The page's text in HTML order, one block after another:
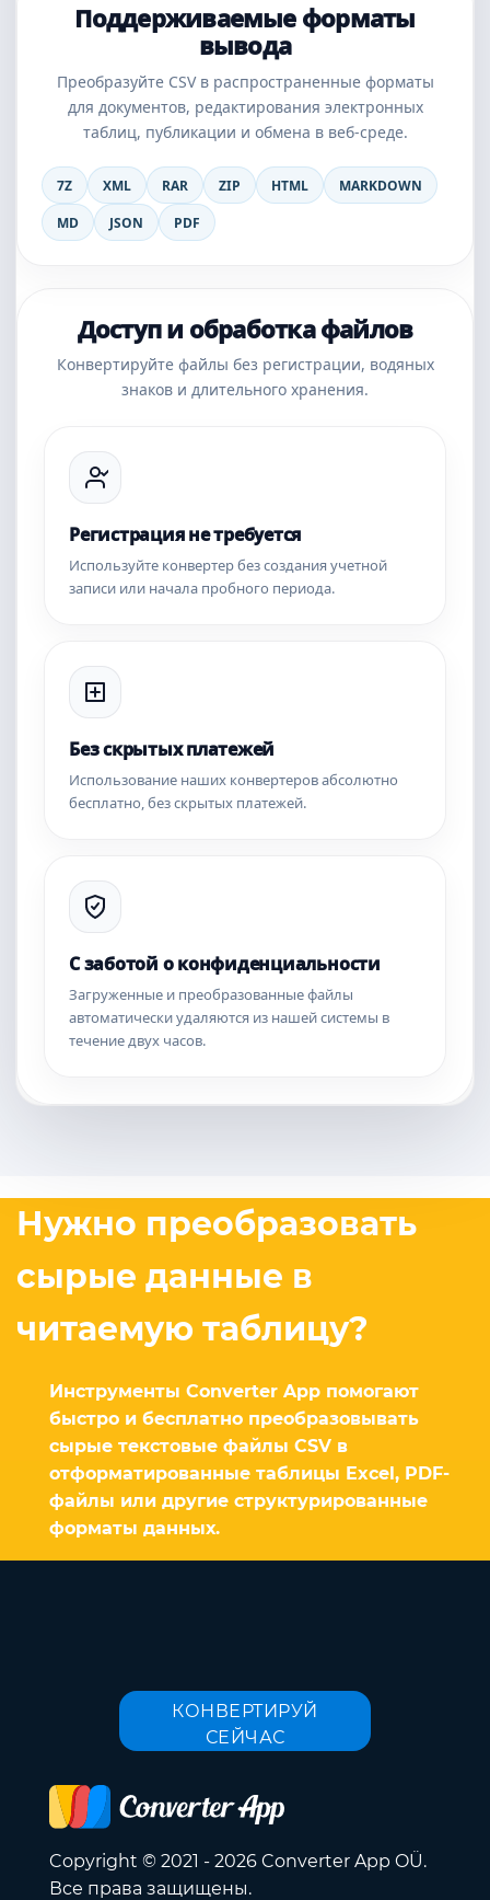
Поддерживаемые форматы
вывода
Преобразуйте CSV в распространенные форматы
для документов, редактирования электронных
таблиц, публикации и обмена в веб-среде.
7Z XML RAR ZIP HTML
MARKDOWN
MD
JSON PDF
Доступ и обработка файлов
Конвертируйте файлы без регистрации, водяных
знаков и длительного хранения.
Регистрация не требуется
Используйте конвертер без создания учетной
записи или начала пробного периода.
Без скрытых платежей
Использование наших конвертеров абсолютно
бесплатно, без скрытых платежей.
С заботой о конфиденциальности
Загруженные и преобразованные файлы
автоматически удаляются из нашей системы в
течение двух часов.
Нужно преобразовать
сырые данные в
читаемую таблицу?
Инструменты Converter App помогают
быстро и бесплатно преобразовывать
сырые текстовые файлы CSV в
отформатированные таблицы Excel, PDF-
файлы или другие структурированные
форматы данных.
КОНВЕРТИРУЙ
СЕЙЧАС
Copyright © 2021 - 2026 Converter App OÜ.
Все права защищены.